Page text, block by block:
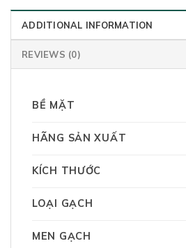
ADDITIONAL INFORMATION
REVIEWS (0)
BỀ MẶT
HÃNG SẢN XUẤT
KÍCH THƯỚC
LOẠI GẠCH
MEN GẠCH